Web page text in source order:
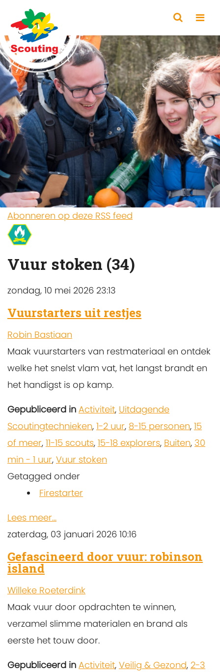
Abonneren op deze RSS feed
Vuur stoken (34)
zondag, 10 mei 2026 23:13
Vuurstarters uit restjes
Robin Bastiaan
Maak vuurstarters van restmateriaal en ontdek
welke het snelst vlam vat, het langst brandt en
het handigst is op kamp.
Gepubliceerd in Activiteit, Uitdagende
Scoutingtechnieken, 1-2 uur, 8-15 personen, 15
of meer, 11-15 scouts, 15-18 explorers, Buiten, 30
min - 1 uur, Vuur stoken
Getagged onder
Firestarter
Lees meer...
zaterdag, 03 januari 2026 10:16
Gefascineerd door vuur: robinson
island
Willeke Roeterdink
Maak vuur door opdrachten te winnen,
verzamel slimme materialen en brand als
eerste het touw door.
Gepubliceerd in Activiteit, Veilig & Gezond, 2-3